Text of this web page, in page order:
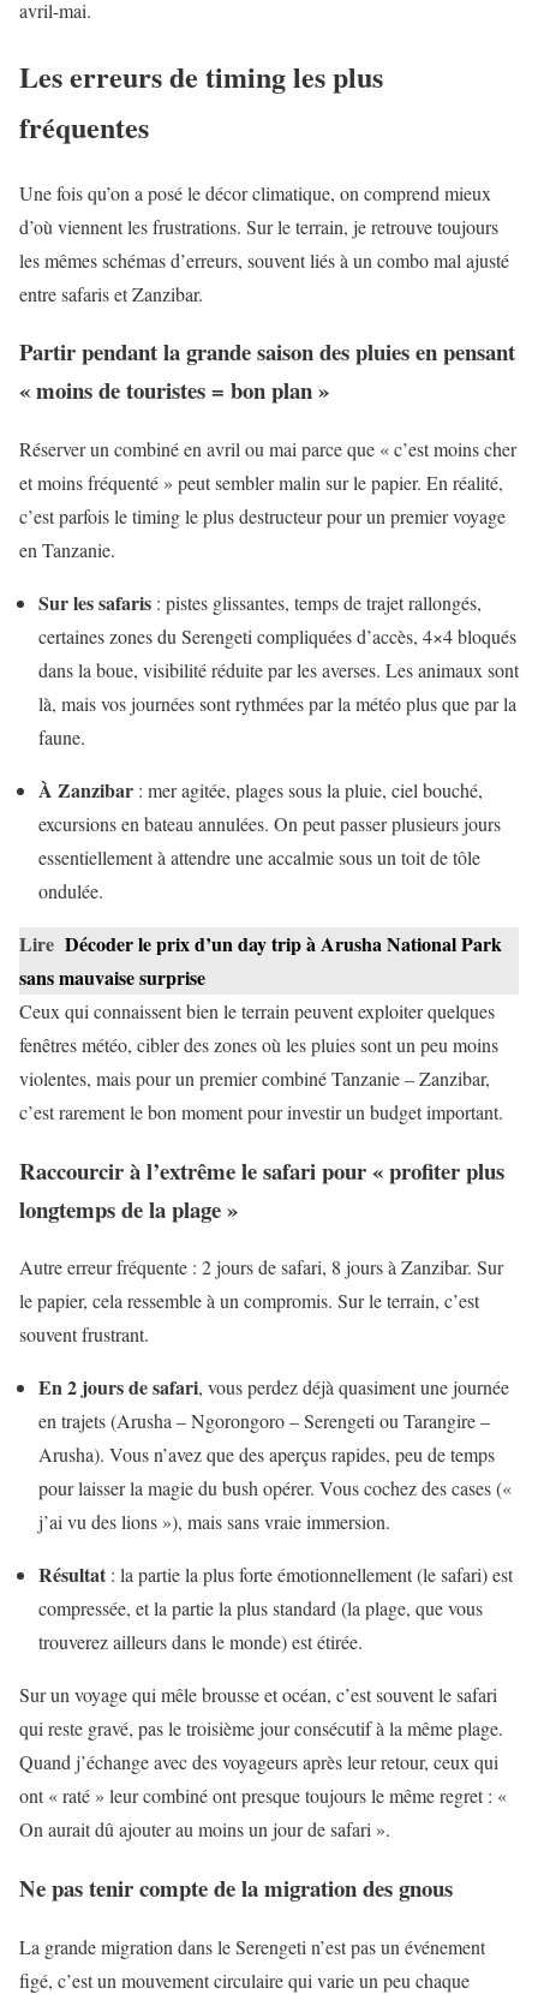
avril-mai.
Les erreurs de timing les plus
fréquentes
Une fois qu’on a posé le décor climatique, on comprend mieux
d’où viennent les frustrations. Sur le terrain, je retrouve toujours
les mêmes schémas d’erreurs, souvent liés à un combo mal ajusté
entre safaris et Zanzibar.
Partir pendant la grande saison des pluies en pensant
« moins de touristes = bon plan »
Réserver un combiné en avril ou mai parce que « c’est moins cher
et moins fréquenté » peut sembler malin sur le papier. En réalité,
c’est parfois le timing le plus destructeur pour un premier voyage
en Tanzanie.
Sur les safaris : pistes glissantes, temps de trajet rallongés,
certaines zones du Serengeti compliquées d’accès, 4×4 bloqués
dans la boue, visibilité réduite par les averses. Les animaux sont
là, mais vos journées sont rythmées par la météo plus que par la
faune.
À Zanzibar : mer agitée, plages sous la pluie, ciel bouché,
excursions en bateau annulées. On peut passer plusieurs jours
essentiellement à attendre une accalmie sous un toit de tôle
ondulée.
Lire Décoder le prix d’un day trip à Arusha National Park
sans mauvaise surprise
Ceux qui connaissent bien le terrain peuvent exploiter quelques
fenêtres météo, cibler des zones où les pluies sont un peu moins
violentes, mais pour un premier combiné Tanzanie – Zanzibar,
c’est rarement le bon moment pour investir un budget important.
Raccourcir à l’extrême le safari pour « profiter plus
longtemps de la plage »
Autre erreur fréquente : 2 jours de safari, 8 jours à Zanzibar. Sur
le papier, cela ressemble à un compromis. Sur le terrain, c’est
souvent frustrant.
En 2 jours de safari, vous perdez déjà quasiment une journée
en trajets (Arusha – Ngorongoro – Serengeti ou Tarangire –
Arusha). Vous n’avez que des aperçus rapides, peu de temps
pour laisser la magie du bush opérer. Vous cochez des cases («
j’ai vu des lions »), mais sans vraie immersion.
Résultat : la partie la plus forte émotionnellement (le safari) est
compressée, et la partie la plus standard (la plage, que vous
trouverez ailleurs dans le monde) est étirée.
Sur un voyage qui mêle brousse et océan, c’est souvent le safari
qui reste gravé, pas le troisième jour consécutif à la même plage.
Quand j’échange avec des voyageurs après leur retour, ceux qui
ont « raté » leur combiné ont presque toujours le même regret : «
On aurait dû ajouter au moins un jour de safari ».
Ne pas tenir compte de la migration des gnous
La grande migration dans le Serengeti n’est pas un événement
figé, c’est un mouvement circulaire qui varie un peu chaque